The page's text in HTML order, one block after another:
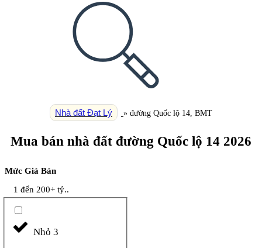
Nhà đất Đạt Lý » đường Quốc lộ 14, BMT
Mua bán nhà đất đường Quốc lộ 14 2026
Mức Giá Bán
1 đến 200+ tỷ..
Nhỏ 3